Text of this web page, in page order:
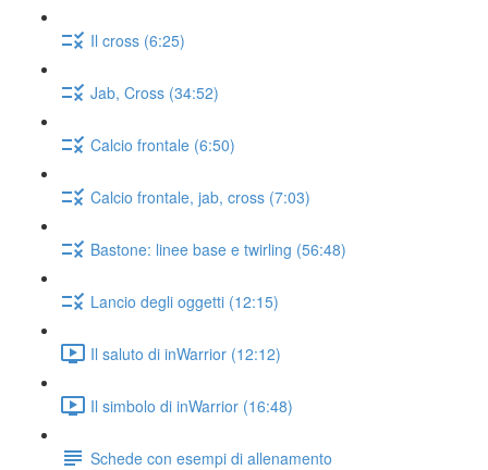
Il cross (6:25)
Jab, Cross (34:52)
Calcio frontale (6:50)
Calcio frontale, jab, cross (7:03)
Bastone: linee base e twirling (56:48)
Lancio degli oggetti (12:15)
Il saluto di inWarrior (12:12)
Il simbolo di inWarrior (16:48)
Schede con esempi di allenamento